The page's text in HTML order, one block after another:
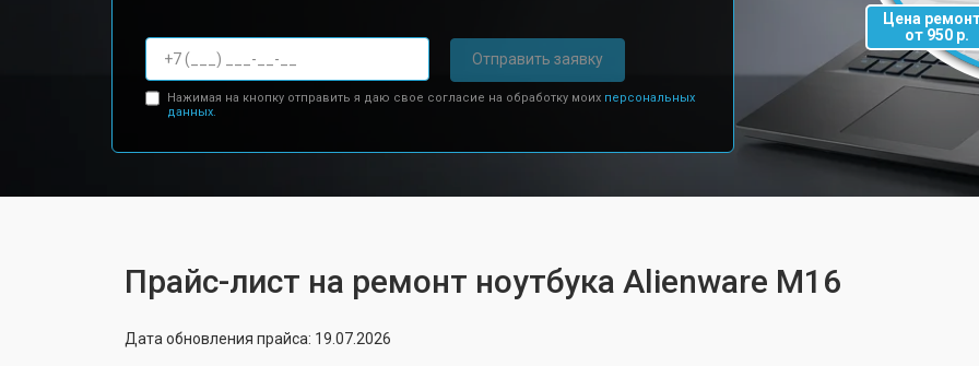
Отправить заявку
Нажимая на кнопку отправить я даю свое согласие на обработку моих персональных
данных.
Цена
от 950 р.
Прайс-лист на ремонт ноутбука Alienware M16
Дата обновления прайса: 19.07.2026